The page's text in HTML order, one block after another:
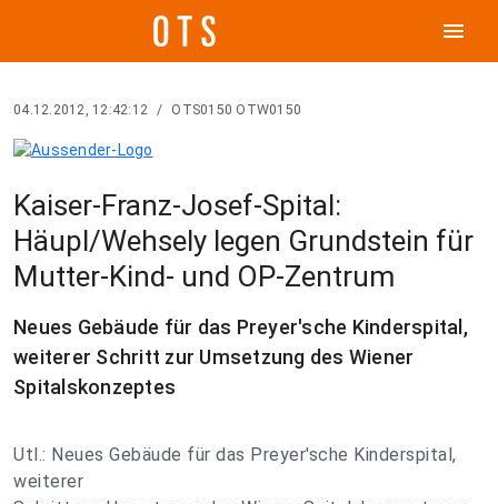
menu
04.12.2012, 12:42:12 / OTS0150 OTW0150
Kaiser-Franz-Josef-Spital:
Häupl/Wehsely legen Grundstein für
Mutter-Kind- und OP-Zentrum
Neues Gebäude für das Preyer'sche Kinderspital,
weiterer Schritt zur Umsetzung des Wiener
Spitalskonzeptes
Utl.: Neues Gebäude für das Preyer'sche Kinderspital,
weiterer